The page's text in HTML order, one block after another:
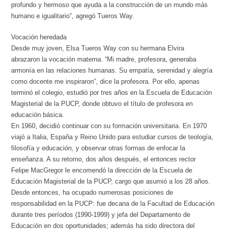
profundo y hermoso que ayuda a la construcción de un mundo más
humano e igualitario”, agregó Tueros Way.
Vocación heredada
Desde muy joven, Elsa Tueros Way con su hermana Elvira
abrazaron la vocación materna. “Mi madre, profesora, generaba
armonía en las relaciones humanas. Su empatía, serenidad y alegría
como docente me inspiraron”, dice la profesora. Por ello, apenas
terminó el colegio, estudió por tres años en la Escuela de Educación
Magisterial de la PUCP, donde obtuvo el título de profesora en
educación básica.
En 1960, decidió continuar con su formación universitaria. En 1970
viajó a Italia, España y Reino Unido para estudiar cursos de teología,
filosofía y educación, y observar otras formas de enfocar la
enseñanza. A su retorno, dos años después, el entonces rector
Felipe MacGregor le encomendó la dirección de la Escuela de
Educación Magisterial de la PUCP, cargo que asumió a los 28 años.
Desde entonces, ha ocupado numerosas posiciones de
responsabilidad en la PUCP: fue decana de la Facultad de Educación
durante tres períodos (1990-1999) y jefa del Departamento de
Educación en dos oportunidades; además ha sido directora del